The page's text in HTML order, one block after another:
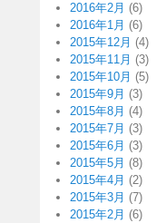
2016年2月 (6)
2016年1月 (6)
2015年12月 (4)
2015年11月 (3)
2015年10月 (5)
2015年9月 (3)
2015年8月 (4)
2015年7月 (3)
2015年6月 (3)
2015年5月 (8)
2015年4月 (2)
2015年3月 (7)
2015年2月 (6)